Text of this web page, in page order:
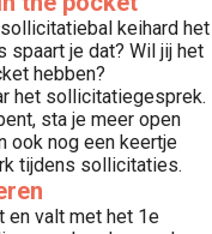
keihard het
je dat? Wil jij het
hebben?
het sollicitatiegesprek.
sta je meer open
ook nog een keertje
tijdens sollicitaties.
valt met het 1e